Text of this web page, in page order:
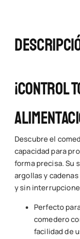
haya
¡Control
Descubre el
capacidad para
forma precisa. Su
argollas y
y sin
Perfecto
comedero
facilidad de